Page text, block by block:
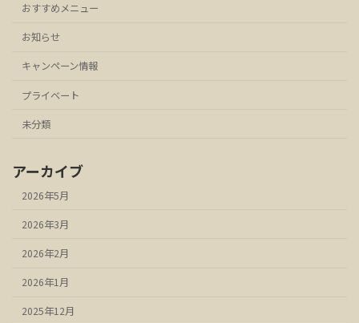
おすすめメニュー
お知らせ
キャンペーン情報
プライベート
未分類
アーカイブ
2026年5月
2026年3月
2026年2月
2026年1月
2025年12月